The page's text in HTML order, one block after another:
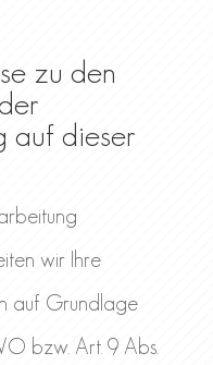
zu den
auf dieser
wir Ihre
auf Grundlage
bzw. Art. 9 Abs.